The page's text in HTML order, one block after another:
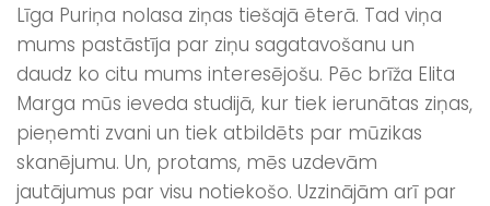
Līga Puriņa nolasa ziņas tiešajā ēterā. Tad viņa
mums pastāstīja par ziņu sagatavošanu un
daudz ko citu mums interesējošu. Pēc brīža Elita
Marga mūs ieveda studijā, kur tiek ierunātas ziņas,
pieņemti zvani un tiek atbildēts par mūzikas
skanējumu. Un, protams, mēs uzdevām
jautājumus par visu notiekošo. Uzzinājām arī par